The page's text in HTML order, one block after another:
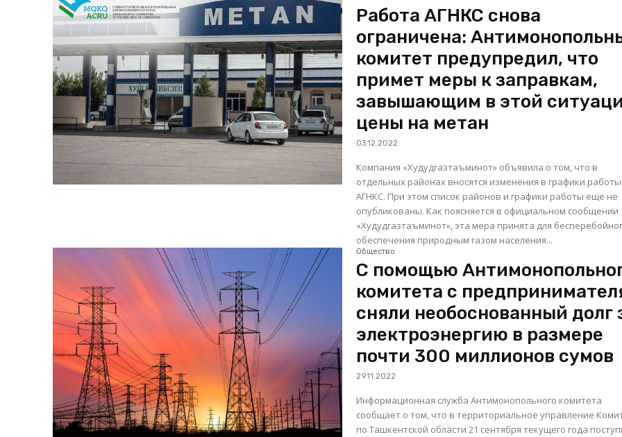
Работа АГНКС снова
ограничена:
комитет предупредил, что
примет меры к заправкам,
завышающим в этой
цены на метан
03.12.2022
Компания «Худудгазтаъминот» объявила о том, что в
отдельных районах вносятся изменения в графики работы
АГНКС. При этом список районов и графики работы еще не
опубликованы. Как поясняется в официальном сообщении
«Худудгазтаъминот», эта мера принята для
обеспечения природным газом населения...
Общество
С помощью
комитета с
сняли необоснованный долг
электроэнергию в размере
почти 300 миллионов сумов
29.11.2022
Информационная служба Антимонопольного комитета
сообщает о том, что в территориальное управление
по Ташкентской области 21 сентября текущего года